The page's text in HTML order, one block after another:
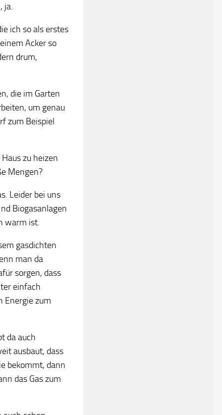
ja.
ich so als erstes
Acker so
drum,
die im Garten
um genau
zum Beispiel
zu heizen
Mengen?
Leider bei uns
Biogasanlagen
warm ist.
gasdichten
man da
sorgen, dass
einfach
Energie zum
da auch
ausbaut, dass
bekommt, dann
das Gas zum